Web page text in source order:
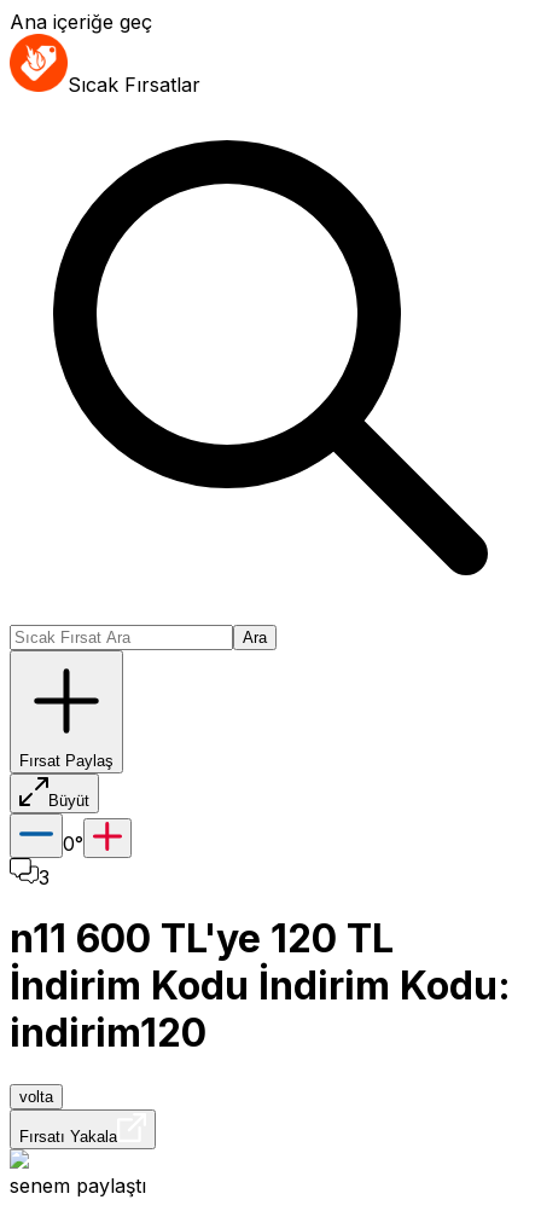
Ana içeriğe geç
Sıcak Fırsatlar
Ara
Fırsat Paylaş
Büyüt
0°
3
n11 600 TL'ye 120 TL
İndirim Kodu İndirim Kodu:
indirim120
volta
Fırsatı Yakala
senem paylaştı